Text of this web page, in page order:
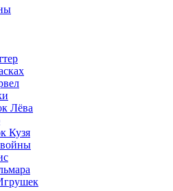
Лёва
Кузя